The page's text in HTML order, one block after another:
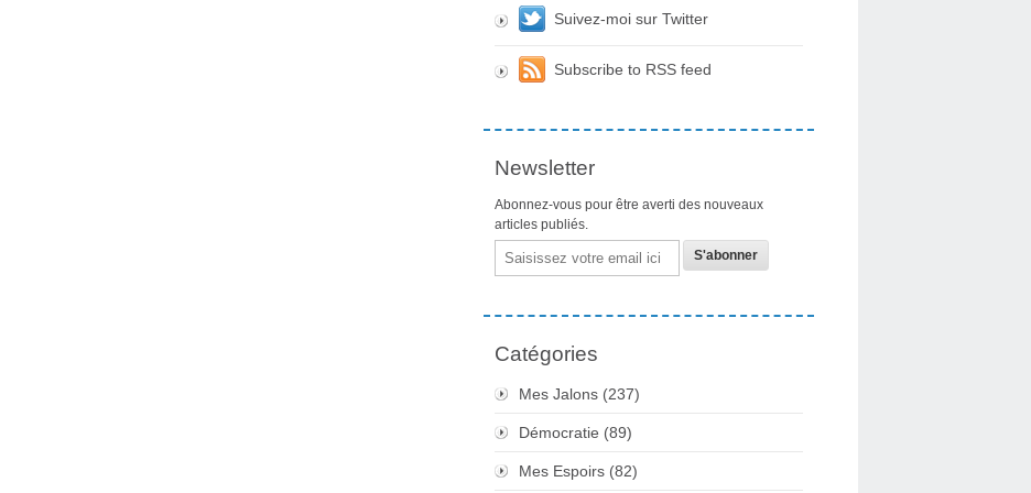
Suivez-moi sur Twitter
Subscribe to RSS feed
Newsletter
Abonnez-vous pour être averti des nouveaux
articles publiés.
Email
Catégories
Mes Jalons (237)
Démocratie (89)
Mes Espoirs (82)